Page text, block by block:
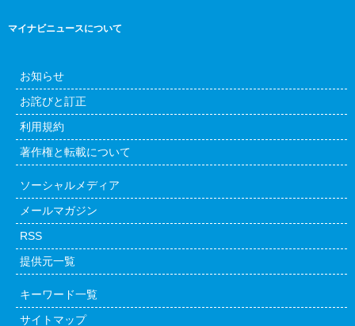
マイナビニュースについて
お知らせ
お詫びと訂正
利用規約
著作権と転載について
ソーシャルメディア
メールマガジン
RSS
提供元一覧
キーワード一覧
サイトマップ